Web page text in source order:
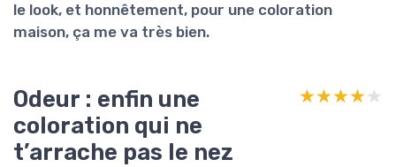
le look, et honnêtement, pour une coloration
maison, ça me va très bien.
Odeur : enfin une
coloration qui ne
t’arrache pas le nez
★★★★★
★★★★★